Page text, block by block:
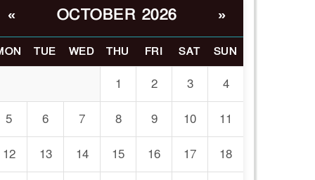
ভোরে ঝিনাইদহ সীমান্তে
রাবার বুলেট, বাংলাদেশি
আহত
চুয়াডাঙ্গা/ প্রথম স্ত্রীকে নিয়ে
মালয়েশিয়ায়, দ্বিতীয় স্ত্রী
স্বামীর বাড়ি
« OCTOBER 2026 »
TUE WED THU FRI SAT SUN
1 2 3 4
5 6 7 8 9 10 11
12 13 14 15 16 17 18